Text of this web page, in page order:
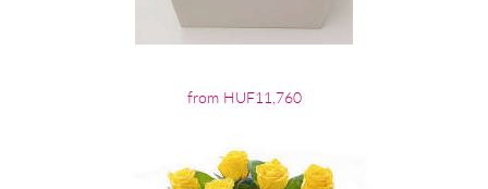
from HUF11,760